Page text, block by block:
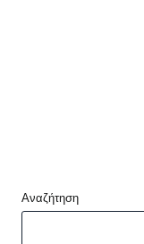
Αναζήτηση